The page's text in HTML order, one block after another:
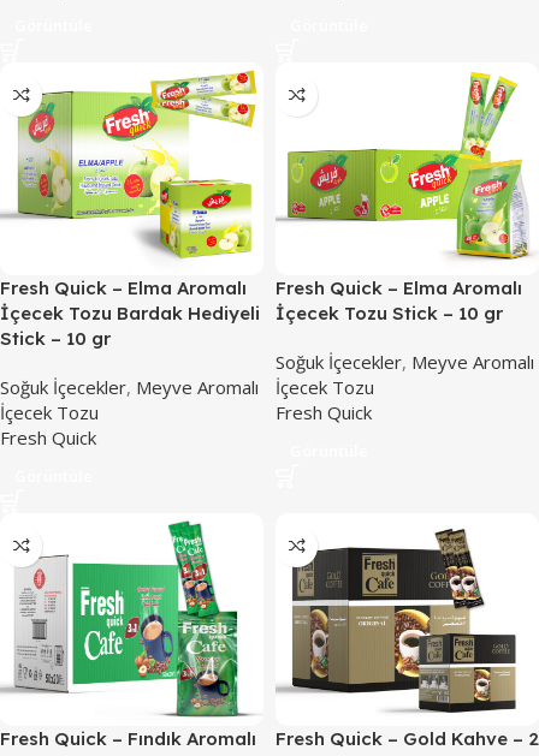
Fresh Quick – Elma Aromalı
İçecek Tozu Bardak Hediyeli
Stick – 10 gr
Soğuk İçecekler, Meyve Aromalı
İçecek Tozu
Fresh Quick
Fresh Quick – Elma Aromalı
İçecek Tozu Stick – 10 gr
Soğuk İçecekler, Meyve Aromalı
İçecek Tozu
Fresh Quick
Fresh Quick – Fındık Aromalı
Fresh Quick – Gold Kahve – 2